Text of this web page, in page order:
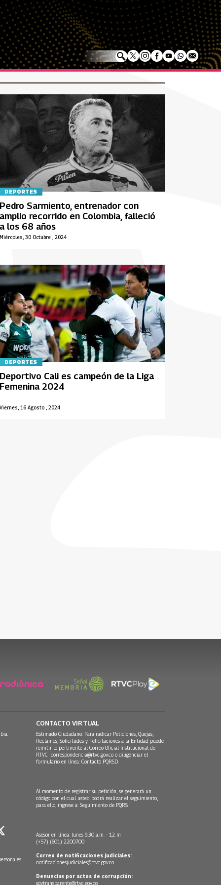
DEPORTES
Miércoles, 30 Octubre , 2024
Pedro Sarmiento, entrenador con
amplio recorrido en Colombia, falleció
a los 68 años
DEPORTES
Viernes, 16 Agosto , 2024
Deportivo Cali es campeón de la Liga
Femenina 2024
CONTACTO VIRTUAL
Estimado Ciudadano: Para radicar Peticiones, Quejas,
Reclamos, Solicitudes y Felicitaciones a la Entidad puede
remitir lo pertinente al Correo Oficial Institucional de
RTVC correspondencia@rtvc.gov.co o diligenciar el
formulario en línea: Contacto PQRSD.
Al momento de registrar su petición, se generará un
código con el cual usted podrá realizar el seguimiento,
para ello, ingrese a: Seguimiento de PQRS
Asesor en línea: lunes 9:30 a.m. - 12 m
(+57) (601) 2200700
Correo de notificaciones judiciales:
notificacionesjudiciales@rtvc.gov.co
Denuncias por actos de corrupción:
soytransparente@rtvc.gov.co